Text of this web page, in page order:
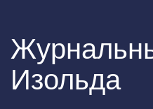
Изольда